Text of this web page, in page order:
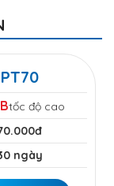
PT70
tốc độ cao
ngày